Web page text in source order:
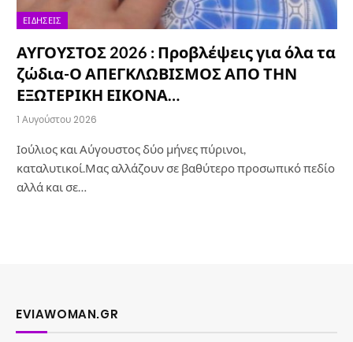
ΕΙΔΉΣΕΙΣ
ΑΥΓΟΥΣΤΟΣ 2026 : Προβλέψεις για όλα τα
ζώδια-Ο ΑΠΕΓΚΛΩΒΙΣΜΟΣ ΑΠΟ ΤΗΝ
ΕΞΩΤΕΡΙΚΗ ΕΙΚΟΝΑ…
1 Αυγούστου 2026
Ιούλιος και Αύγουστος δύο μήνες πύρινοι,
καταλυτικοί.Μας αλλάζουν σε βαθύτερο προσωπικό πεδίο
αλλά και σε…
EVIAWOMAN.GR